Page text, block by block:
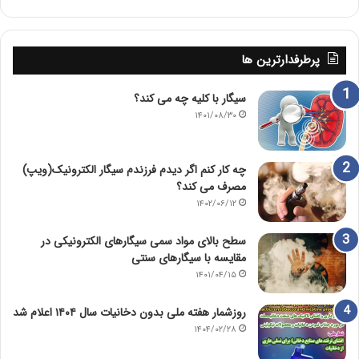
پرطرفدارترین ها
سیگار با کلیه چه می کند؟
۱۴۰۱/۰۸/۳۰
چه کار کنم اگر دیدم فرزندم سیگار الکترونیک(ویپ)
مصرف می کند؟
۱۴۰۲/۰۶/۱۲
سطح بالای مواد سمی سیگارهای الکترونیکی در
مقایسه با سیگارهای سنتی
۱۴۰۱/۰۴/۱۵
روزشمار هفته ملی بدون دخانیات سال ۱۴۰۴ اعلام شد
۱۴۰۴/۰۲/۲۸